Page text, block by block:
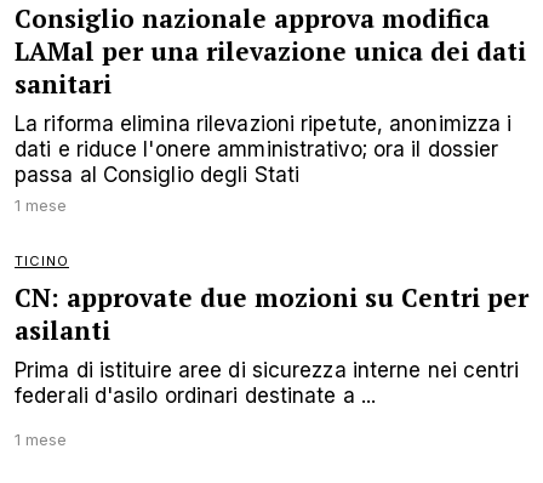
Consiglio nazionale approva modifica
LAMal per una rilevazione unica dei dati
sanitari
La riforma elimina rilevazioni ripetute, anonimizza i
dati e riduce l'onere amministrativo; ora il dossier
passa al Consiglio degli Stati
1 mese
TICINO
CN: approvate due mozioni su Centri per
asilanti
Prima di istituire aree di sicurezza interne nei centri
federali d'asilo ordinari destinate a ...
1 mese